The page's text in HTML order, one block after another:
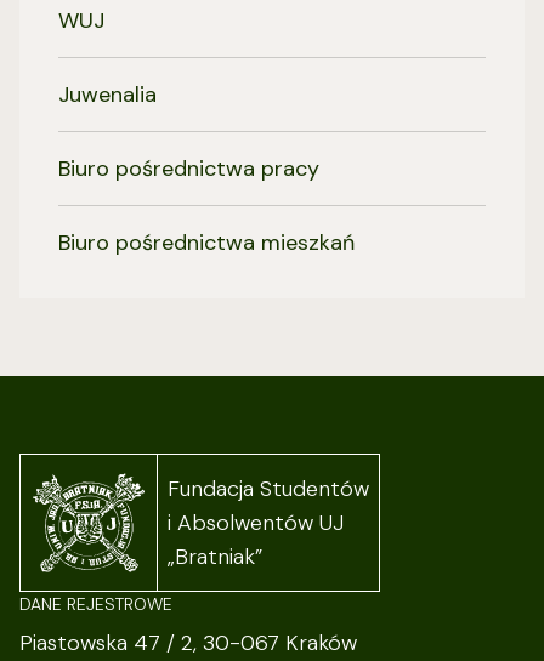
WUJ
Juwenalia
Biuro pośrednictwa pracy
Biuro pośrednictwa mieszkań
Fundacja Studentów
i Absolwentów UJ
„Bratniak”
DANE REJESTROWE
Piastowska 47 / 2, 30-067 Kraków